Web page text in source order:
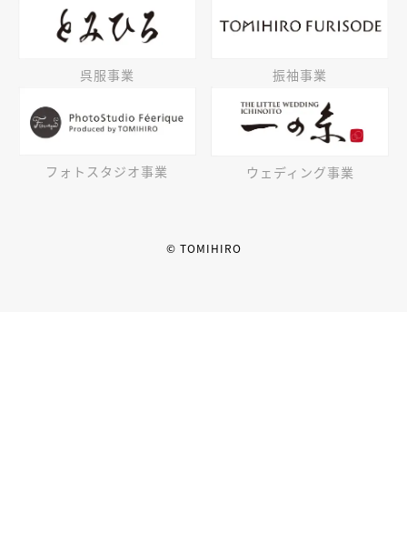
呉服事業 振袖事業
フォトスタジオ事業 ウェディング事業
© TOMIHIRO